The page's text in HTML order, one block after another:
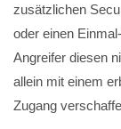
zusätzlichen
oder einen
Angreifer diesen
allein mit einem
Zugang